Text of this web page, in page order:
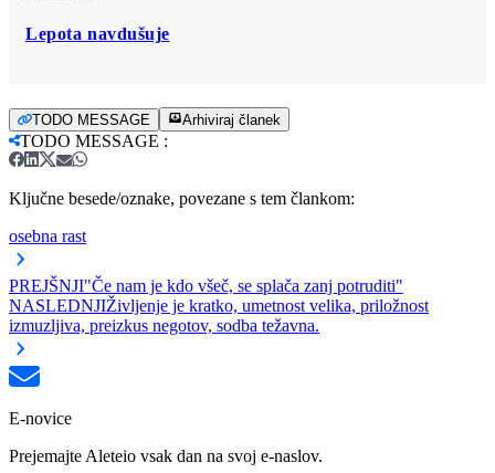
Lepota navdušuje
TODO MESSAGE Arhiviraj članek
TODO MESSAGE :
Ključne besede/oznake, povezane s tem člankom:
osebna rast
PREJŠNJI"Če nam je kdo všeč, se splača zanj potruditi"
NASLEDNJIŽivljenje je kratko, umetnost velika, priložnost
izmuzljiva, preizkus negotov, sodba težavna.
E-novice
Prejemajte Aleteio vsak dan na svoj e-naslov.